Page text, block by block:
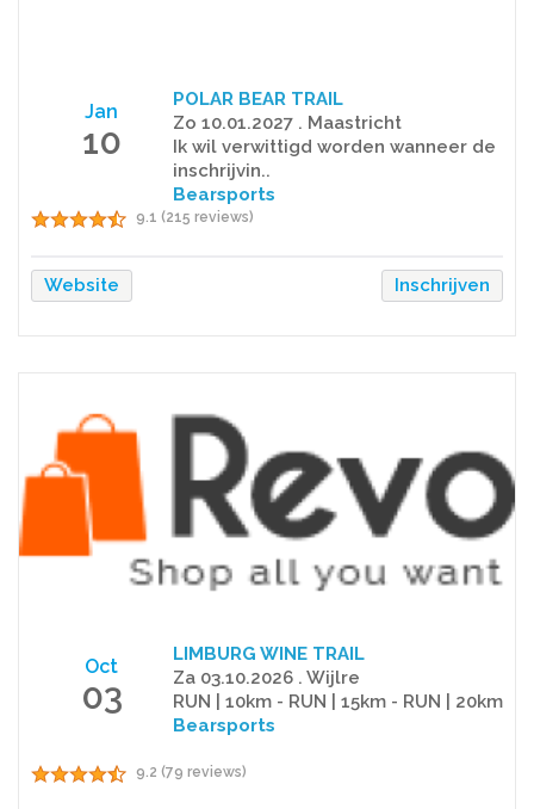
Jan
10
POLAR BEAR TRAIL
Zo 10.01.2027 . Maastricht
Ik wil verwittigd worden wanneer de
inschrijvin..
Bearsports
9.1 (215 reviews)
Website Inschrijven
Oct
03
LIMBURG WINE TRAIL
Za 03.10.2026 . Wijlre
RUN | 10km - RUN | 15km - RUN | 20km
Bearsports
9.2 (79 reviews)